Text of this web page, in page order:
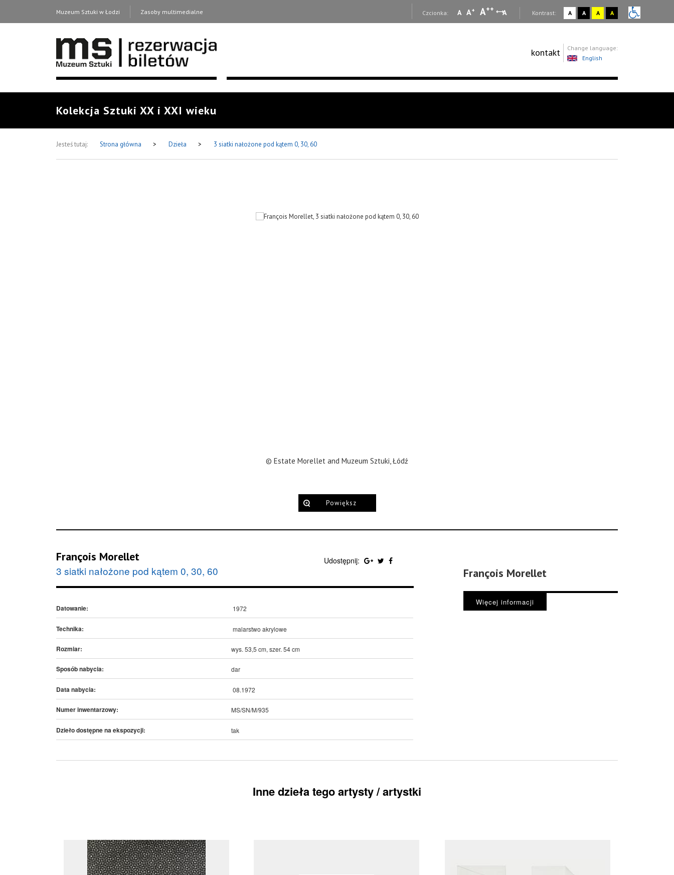
Muzeum Sztuki w Łodzi Zasoby multimedialne Czcionka: A A+ A++ A Kontrast: A A A A
kontakt
Change language:
English
Kolekcja Sztuki XX i XXI wieku
Jesteś tutaj: Strona główna > Dzieła > 3 siatki nałożone pod kątem 0, 30, 60
© Estate Morellet and Muzeum Sztuki, Łódź
Powiększ
François Morellet
3 siatki nałożone pod kątem 0, 30, 60
Udostępnij:
Datowanie: 1972
Technika: malarstwo akrylowe
Rozmiar: wys. 53,5 cm, szer. 54 cm
Sposób nabycia: dar
Data nabycia: 08.1972
Numer inwentarzowy: MS/SN/M/935
Dzieło dostępne na ekspozycji: tak
François Morellet
Więcej informacji
Inne dzieła tego artysty / artystki